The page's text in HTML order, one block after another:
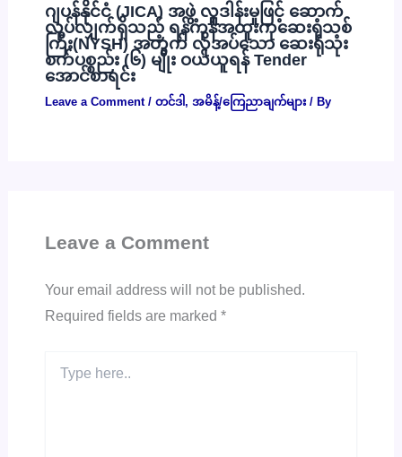
ဂျပန်နိုင်ငံ (JICA) အဖွဲ့ လှူဒါန်းမှုဖြင့် ဆောက်
လုပ်လျှက်ရှိသည့် ရန်ကုန်အထူးကုဆေးရုံသစ်
ကြီး(NYSH) အတွက် လိုအပ်သော ဆေးရုံသုံး
စက်ပစ္စည်း (၆) မျိုး ဝယ်ယူရန် Tender
အောင်စာရင်း
Leave a Comment / တင်ဒါ , အမိန့်/ကြေညာချက်များ/ By
Leave a Comment
Your email address will not be published.
Required fields are marked *
here..